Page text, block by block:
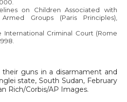
on Children Associated with
Groups (Paris Principles),
Criminal Court (Rome
their guns in a disarmament and
state, South Sudan, February
Rich/Corbis/AP Images.